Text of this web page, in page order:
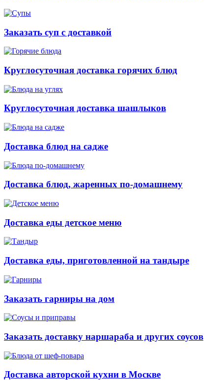
Заказать суп с доставкой
Круглосуточная доставка горячих блюд
Круглосуточная доставка шашлыков
Доставка блюд на садже
Доставка блюд, жаренных по-домашнему
Доставка еды детское меню
Доставка еды, приготовленной на тандыре
Заказать гарниры на дом
Заказать доставку наршараба и других соусов
Доставка авторской кухни в Москве